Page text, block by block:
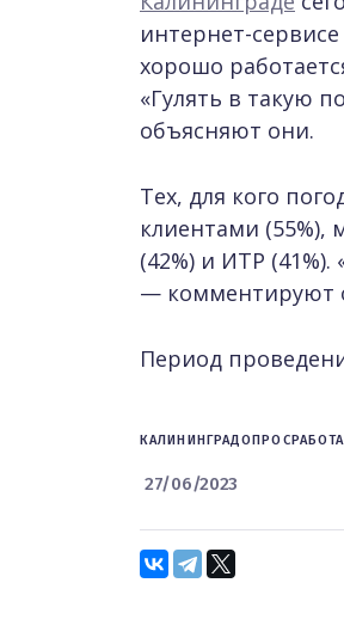
интернет-
хорошо
«Гулять в такую
объясняют они.
Тех, для кого
клиентами (55%),
(42%) и ИТР
— комментируют
Период
КАЛИНИНГРАДОПРОСРАБОТА
27/06/2023